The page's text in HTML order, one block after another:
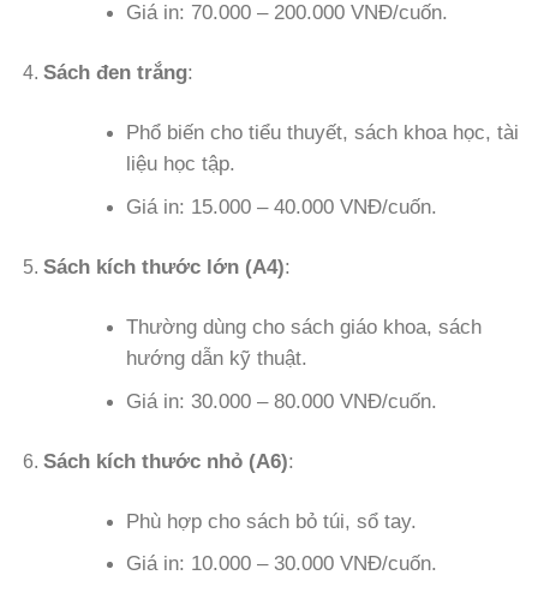
Giá in: 70.000 – 200.000 VNĐ/cuốn.
Sách đen trắng:
Phổ biến cho tiểu thuyết, sách khoa học, tài
liệu học tập.
Giá in: 15.000 – 40.000 VNĐ/cuốn.
Sách kích thước lớn (A4):
Thường dùng cho sách giáo khoa, sách
hướng dẫn kỹ thuật.
Giá in: 30.000 – 80.000 VNĐ/cuốn.
Sách kích thước nhỏ (A6):
Phù hợp cho sách bỏ túi, sổ tay.
Giá in: 10.000 – 30.000 VNĐ/cuốn.